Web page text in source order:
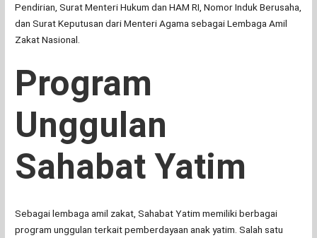
Pendirian, Surat Menteri Hukum dan HAM RI, Nomor Induk Berusaha,
dan Surat Keputusan dari Menteri Agama sebagai Lembaga Amil
Zakat Nasional.
Program
Unggulan
Sahabat Yatim
Sebagai lembaga amil zakat, Sahabat Yatim memiliki berbagai
program unggulan terkait pemberdayaan anak yatim. Salah satu